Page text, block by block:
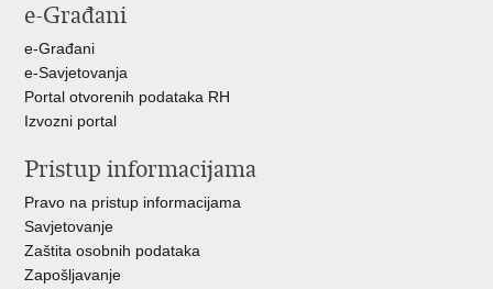
FacebookuTwitteru
e-Građani
e-Građani
e-Savjetovanja
Portal otvorenih podataka RH
Izvozni portal
Pristup informacijama
Pravo na pristup informacijama
Savjetovanje
Zaštita osobnih podataka
Zapošljavanje